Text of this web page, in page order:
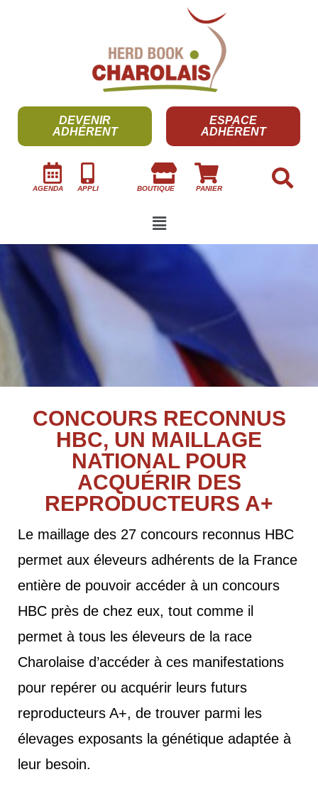
DEVENIR
ADHÉRENT
ESPACE
ADHÉRENT
AGENDA APPLI BOUTIQUE PANIER
CONCOURS RECONNUS
HBC, UN MAILLAGE
NATIONAL POUR
ACQUÉRIR DES
REPRODUCTEURS A+
Le maillage des 27 concours reconnus HBC
permet aux éleveurs adhérents de la France
entière de pouvoir accéder à un concours
HBC près de chez eux, tout comme il
permet à tous les éleveurs de la race
Charolaise d’accéder à ces manifestations
pour repérer ou acquérir leurs futurs
reproducteurs A+, de trouver parmi les
élevages exposants la génétique adaptée à
leur besoin.